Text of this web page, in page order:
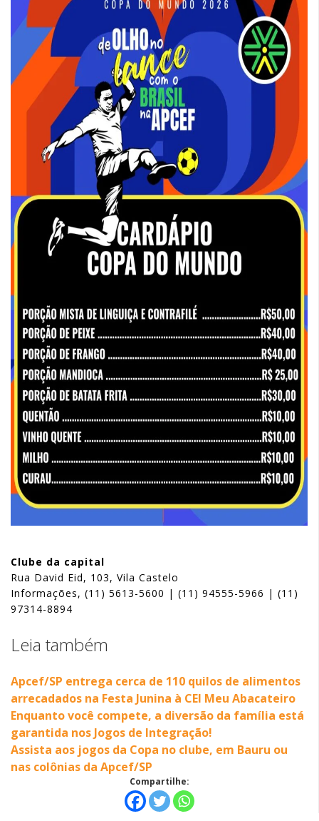
Clube da capital
Rua David Eid, 103, Vila Castelo
Informações, (11) 5613-5600 | (11) 94555-5966 | (11)
97314-8894
Leia também
Apcef/SP entrega cerca de 110 quilos de alimentos
arrecadados na Festa Junina à CEI Meu Abacateiro
Enquanto você compete, a diversão da família está
garantida nos Jogos de Integração!
Assista aos jogos da Copa no clube, em Bauru ou
nas colônias da Apcef/SP
Compartilhe: